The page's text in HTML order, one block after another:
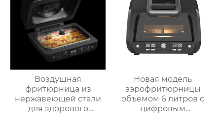
Воздушная
фритюрница из
нержавеющей стали
для здорового
Новая модель
аэрофритюрницы
объемом 6 литров с
цифровым